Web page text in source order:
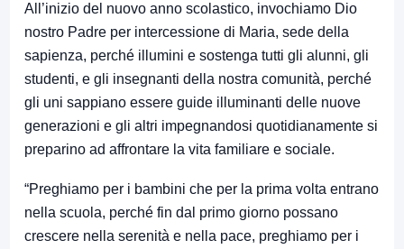
All’inizio del nuovo anno scolastico, invochiamo Dio
nostro Padre per intercessione di Maria, sede della
sapienza, perché illumini e sostenga tutti gli alunni, gli
studenti, e gli insegnanti della nostra comunità, perché
gli uni sappiano essere guide illuminanti delle nuove
generazioni e gli altri impegnandosi quotidianamente si
preparino ad affrontare la vita familiare e sociale.
“Preghiamo per i bambini che per la prima volta entrano
nella scuola, perché fin dal primo giorno possano
crescere nella serenità e nella pace, preghiamo per i